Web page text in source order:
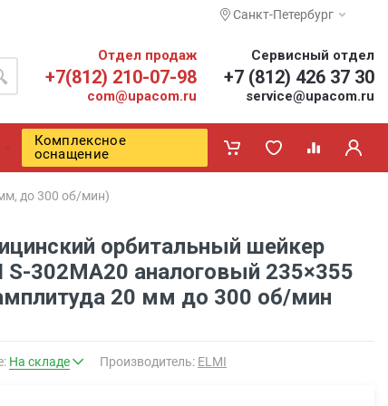
Санкт-Петербург
Отдел продаж
+7(812) 210-07-98
com@upacom.ru
Сервисный отдел
+7 (812) 426 37 30
service@upacom.ru
Комплексное
оснащение
до 300 об/мин)
орбитальный шейкер
S-302MA20 аналоговый 235×355
20 мм до 300 об/мин
На складе Производитель: ELMI